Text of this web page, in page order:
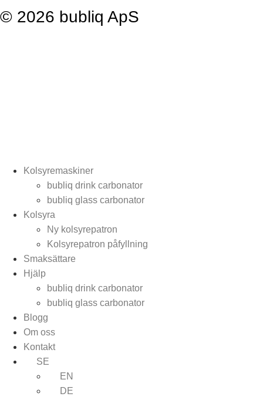
© 2026 bubliq ApS
Kolsyremaskiner
bubliq drink carbonator
bubliq glass carbonator
Kolsyra
Ny kolsyrepatron
Kolsyrepatron påfyllning
Smaksättare
Hjälp
bubliq drink carbonator
bubliq glass carbonator
Blogg
Om oss
Kontakt
SE
EN
DE